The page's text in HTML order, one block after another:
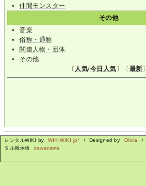
仲間モンスター
その他
音楽
俗称・通称
関連人物・団体
その他
〔 人気/今日人気 〕〔 最新 〕
レンタルWIKI by WIKIWIKI.jp* / Designed by Olivia /
タル掲示板
zawazawa